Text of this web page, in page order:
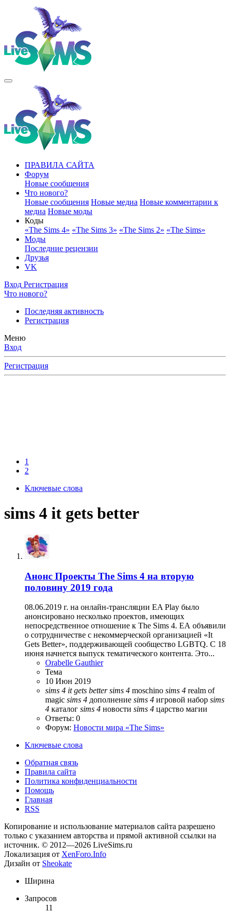
ПРАВИЛА САЙТА
Форум
Новые сообщения
Что нового?
Новые сообщения Новые медиа Новые комментарии к
медиа Новые моды
Коды
«The Sims 4» «The Sims 3» «The Sims 2» «The Sims»
Моды
Последние рецензии
Друзья
VK
Вход Регистрация
Что нового?
Последняя активность
Регистрация
Меню
Вход
Регистрация
1
2
Ключевые слова
sims 4 it gets better
Анонс Проекты The Sims 4 на вторую
половину 2019 года
08.06.2019 г. на онлайн-трансляции EA Play было
анонсировано несколько проектов, имеющих
непосредственное отношение к The Sims 4. ЕА объявили
о сотрудничестве с некоммерческой организацией «It
Gets Better», поддерживающей сообщество LGBTQ. С 18
июня начнется выпуск тематического контента. Это...
Orabelle Gauthier
Тема
10 Июн 2019
sims 4 it gets better sims 4 moschino sims 4 realm of
magic sims 4 дополнение sims 4 игровой набор sims
4 каталог sims 4 новости sims 4 царство магии
Ответы: 0
Форум: Новости мира «The Sims»
Ключевые слова
Обратная связь
Правила сайта
Политика конфиденциальности
Помощь
Главная
RSS
Копирование и использование материалов сайта разрешено
только с указанием авторства и прямой активной ссылки на
источник. © 2012—2026 LiveSims.ru
Локализация от XenForo.Info
Дизайн от Sheokate
Ширина
Запросов
11